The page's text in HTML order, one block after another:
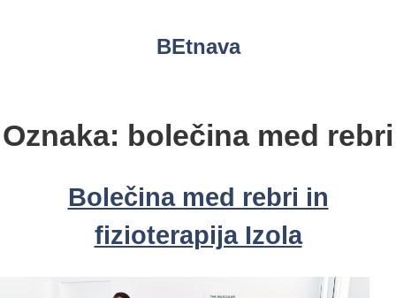
BEtnava
Oznaka: bolečina med rebri
Bolečina med rebri in
fizioterapija Izola